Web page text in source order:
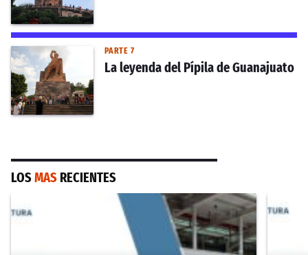
PARTE 7
La leyenda del Pípila de Guanajuato
LOSMAS RECIENTES